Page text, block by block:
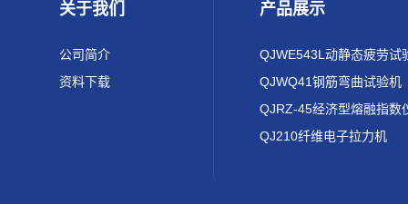
关于我们
公司简介
资料下载
产品展示
QJWE543L动静态疲劳试
QJWQ41钢筋弯曲试验机
QJRZ-45经济型熔融指数
QJ210纤维电子拉力机